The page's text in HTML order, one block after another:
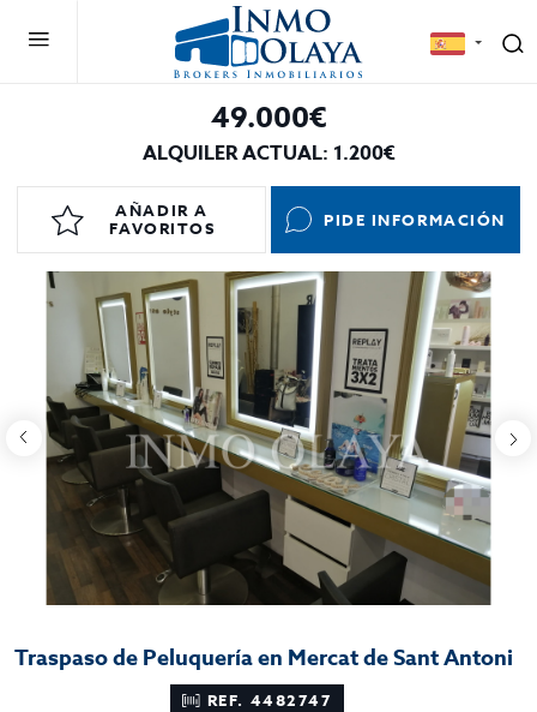
49.000€
ALQUILER ACTUAL: 1.200€
AÑADIR A
FAVORITOS
PIDE INFORMACIÓN
Traspaso de Peluquería en Mercat de Sant Antoni
REF. 4482747